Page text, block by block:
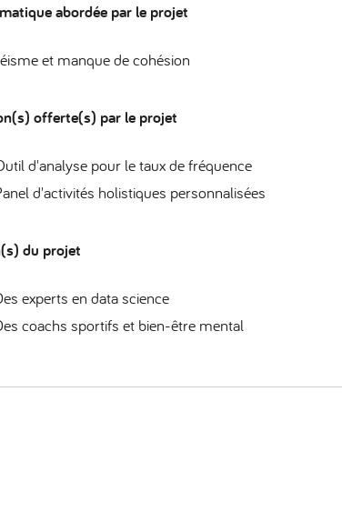
abordée par le projet
et manque de cohésion
offerte(s) par le projet
d'analyse pour le taux de fréquence
d'activités holistiques personnalisées
du projet
experts en data science
coachs sportifs et bien-être mental